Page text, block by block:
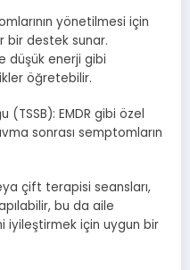
yönetilmesi için
bir destek sunar.
düşük enerji gibi
öğretebilir.
(TSSB): EMDR gibi özel
sonrası semptomların
çift terapisi seansları,
bu da aile
iyileştirmek için uygun bir